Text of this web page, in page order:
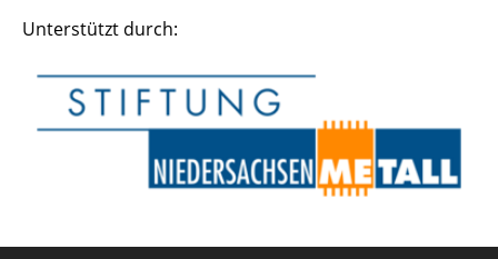
Unterstützt durch: